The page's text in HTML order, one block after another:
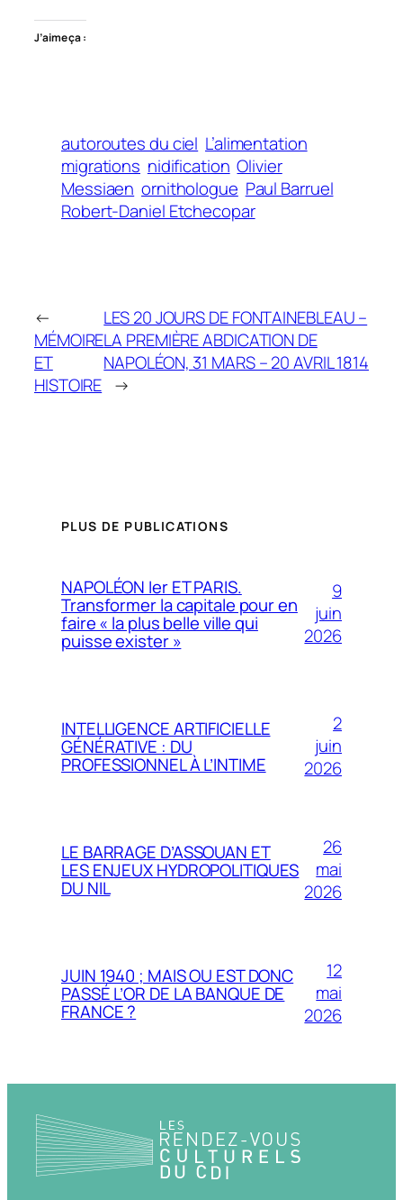
J’aime ça :
autoroutes du ciel L’alimentation
migrations nidification Olivier
Messiaen ornithologue Paul Barruel
Robert-Daniel Etchecopar
←
MÉMOIRE
ET
HISTOIRE
LES 20 JOURS DE FONTAINEBLEAU –
LA PREMIÈRE ABDICATION DE
NAPOLÉON, 31 MARS – 20 AVRIL 1814
→
PLUS DE PUBLICATIONS
NAPOLÉON Ier ET PARIS.
Transformer la capitale pour en
faire « la plus belle ville qui
puisse exister »
9
juin
2026
INTELLIGENCE ARTIFICIELLE
GÉNÉRATIVE : DU
PROFESSIONNEL À L’INTIME
2
juin
2026
LE BARRAGE D’ASSOUAN ET
LES ENJEUX HYDROPOLITIQUES
DU NIL
26
mai
2026
JUIN 1940 ; MAIS OU EST DONC
PASSÉ L’OR DE LA BANQUE DE
FRANCE ?
12
mai
2026